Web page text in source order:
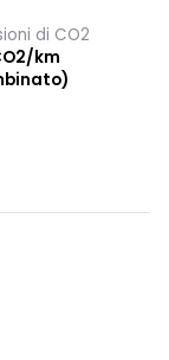
di CO2
km